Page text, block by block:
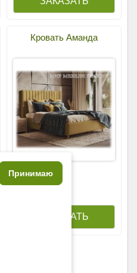
Кровать Аманда
37 800р.
Принимаю